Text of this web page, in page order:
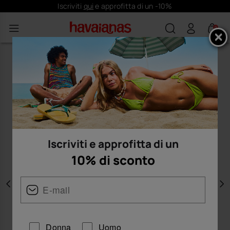
Iscriviti qui e approfitta di un -10%
0
Precedente
Iscriviti e approfitta di un
10% di sconto
Donna Uomo